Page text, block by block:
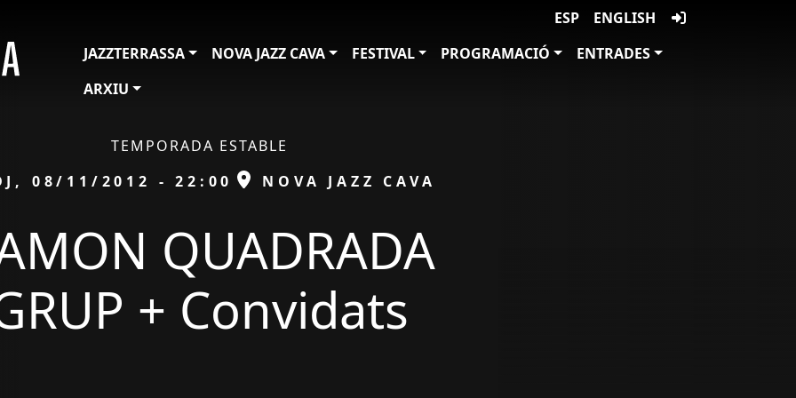
ESP
ENGLISH
JAZZTERRASSA
NOVA JAZZ CAVA FESTIVAL PROGRAMACIÓ
ENTRADES
ARXIU
TEMPORADA ESTABLE
08/11/2012 - 22:00 ESPAI
NOVA JAZZ CAVA
QUADRADA
+ Convidats